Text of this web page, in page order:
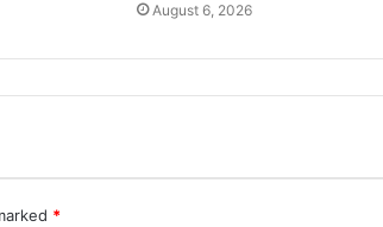
August 6, 2026
*